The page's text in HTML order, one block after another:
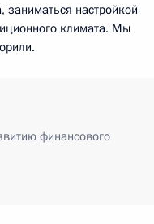
заниматься настройкой
климата. Мы
финансового